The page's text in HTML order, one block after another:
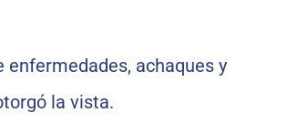
enfermedades, achaques y
la vista.